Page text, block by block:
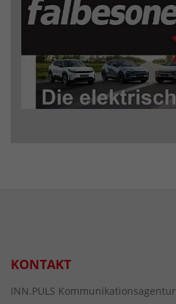
KONTAKT
INN.PULS Kommunikationsagentur